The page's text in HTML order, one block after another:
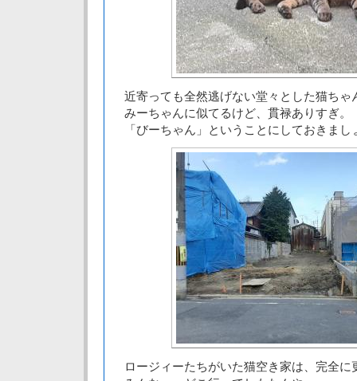
近寄っても全然逃げない堂々とした猫ちゃ
みーちゃんに似てるけど、貫禄ありすぎ。
「びーちゃん」ということにしておきまし
ロージィーたちがいた猫空き家は、完全に